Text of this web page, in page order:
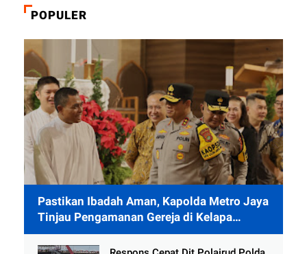
POPULER
Pastikan Ibadah Aman, Kapolda Metro Jaya
Tinjau Pengamanan Gereja di Kelapa
Gading